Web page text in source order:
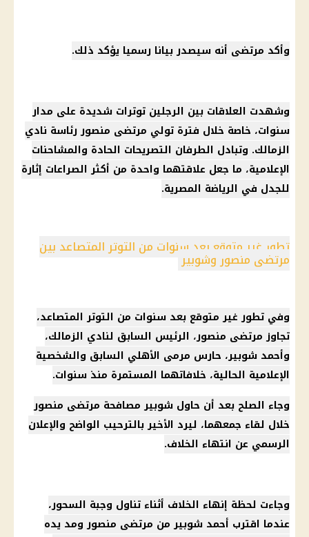
وأكد مرتضى أنه سيصدر بيانا رسميا يؤكد ذلك.
وشهدت العلاقات بين الرجلين توترات شديدة على مدار
سنوات، خاصة خلال فترة تولي مرتضى منصور رئاسة نادي
الزمالك. وتبادل الطرفان التصريحات الحادة والمشاحنات
الإعلامية، ما جعل علاقتهما واحدة من أكثر الصراعات إثارة
للجدل في الرياضة المصرية.
تطور غير متوقع بعد سنوات من التوتر المتصاعد بين
مرتضى منصور وشوبير
وفي تطور غير متوقع بعد سنوات من التوتر المتصاعد،
تجاوز مرتضى منصور، الرئيس السابق لنادي الزمالك،
وأحمد شوبير، حارس مرمى الأهلي السابق والشخصية
الإعلامية الحالية، خلافاتهما المستمرة منذ سنوات.
وجاء الصلح بعد أن حاول شوبير مصافحة مرتضى منصور
خلال لقاء جمعهما، ليرد الأخير بالترحيب الواضح والإعلان
الرسمي عن انتهاء الخلاف.
وجاءت لحظة إنهاء الخلاف أثناء تناول وجبة السحور،
عندما اقترب أحمد شوبير من مرتضى منصور ومد يده